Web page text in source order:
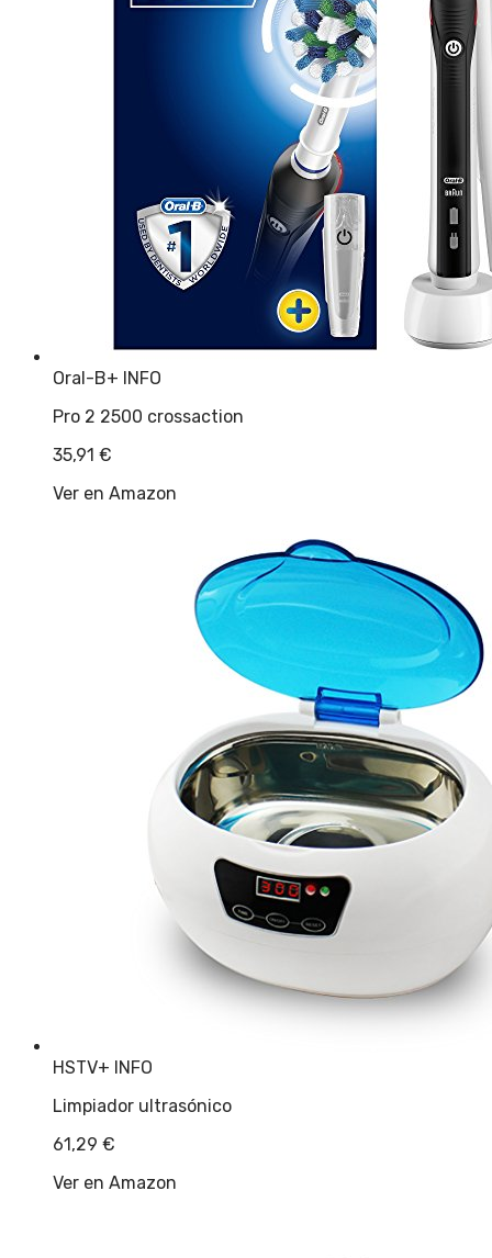
Oral-B+ INFO
Pro 2 2500 crossaction
35,91 €
Ver en Amazon
HSTV+ INFO
Limpiador ultrasónico
61,29 €
Ver en Amazon